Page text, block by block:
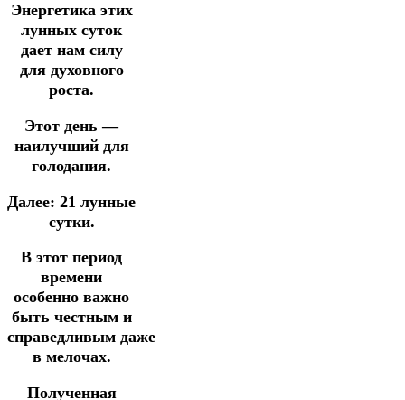
Энергетика этих
лунных суток
дает нам силу
для духовного
роста.
Этот день —
наилучший для
голодания.
Далее: 21 лунные
сутки.
В этот период
времени
особенно важно
быть честным и
справедливым даже
в мелочах.
Полученная